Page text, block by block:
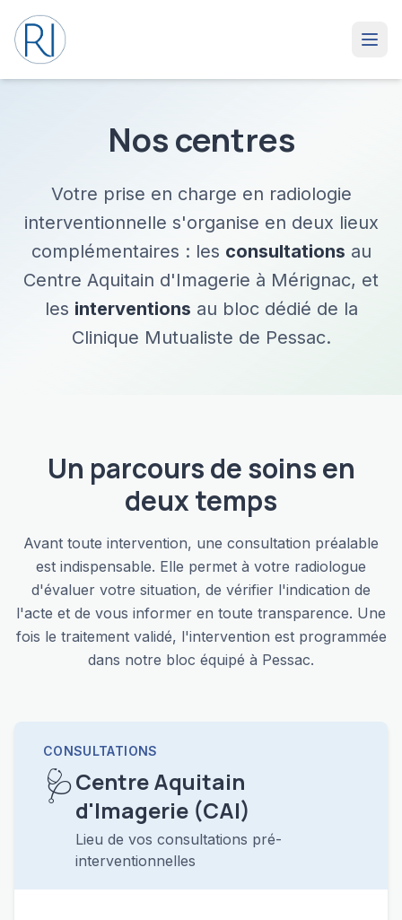
Nos centres
Votre prise en charge en radiologie
interventionnelle s'organise en deux lieux
complémentaires : les consultations au
Centre Aquitain d'Imagerie à Mérignac, et
les interventions au bloc dédié de la
Clinique Mutualiste de Pessac.
Un parcours de soins en
deux temps
Avant toute intervention, une consultation préalable
est indispensable. Elle permet à votre radiologue
d'évaluer votre situation, de vérifier l'indication de
l'acte et de vous informer en toute transparence. Une
fois le traitement validé, l'intervention est programmée
dans notre bloc équipé à Pessac.
CONSULTATIONS
🩺Centre Aquitain
d'Imagerie (CAI)
Lieu de vos consultations pré-
interventionnelles